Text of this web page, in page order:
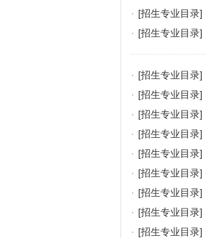
· [招生专业目录]
· [招生专业目录]
· [招生专业目录]
· [招生专业目录]
· [招生专业目录]
· [招生专业目录]
· [招生专业目录]
· [招生专业目录]
· [招生专业目录]
· [招生专业目录]
· [招生专业目录]